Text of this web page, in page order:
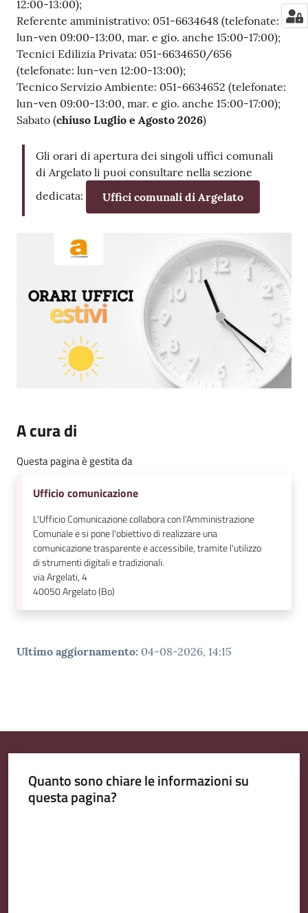
12:00-13:00);
Referente amministrativo: 051-6634648 (telefonate:
lun-ven 09:00-13:00, mar. e gio. anche 15:00-17:00);
Tecnici Edilizia Privata: 051-6634650/656
(telefonate: lun-ven 12:00-13:00);
Tecnico Servizio Ambiente: 051-6634652 (telefonate:
lun-ven 09:00-13:00, mar. e gio. anche 15:00-17:00);
Sabato (chiuso Luglio e Agosto 2026)
Gli orari di apertura dei singoli uffici comunali
di Argelato li puoi consultare nella sezione
dedicata:
Uffici comunali di Argelato
A cura di
Questa pagina è gestita da
Ufficio comunicazione
L'Ufficio Comunicazione collabora con l'Amministrazione
Comunale e si pone l'obiettivo di realizzare una
comunicazione trasparente e accessibile, tramite l'utilizzo
di strumenti digitali e tradizionali.
via Argelati, 4
40050Argelato (Bo)
Ultimo aggiornamento: 04-08-2026, 14:15
Quanto sono chiare le informazioni su
questa pagina?